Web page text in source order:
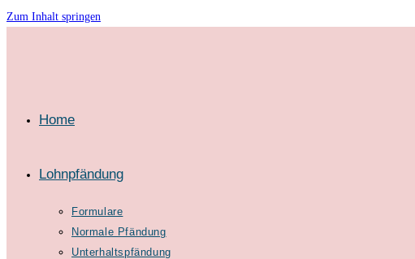
Zum Inhalt springen
Home
Lohnpfändung
Formulare
Normale Pfändung
Unterhaltspfändung